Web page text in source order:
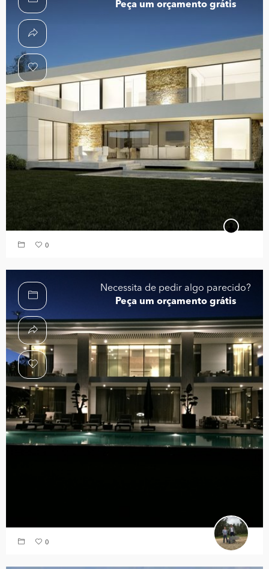
Peça um orçamento grátis
0
Necessita de pedir algo parecido?
Peça um orçamento grátis
0